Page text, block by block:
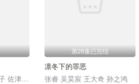
宇垣美里 篠田麻里子 佐津川爱美 风吹惠 铃木纱理奈
第26集已完结
凛冬下的罪恶
张睿 吴昊宸 王大奇 孙之鸿